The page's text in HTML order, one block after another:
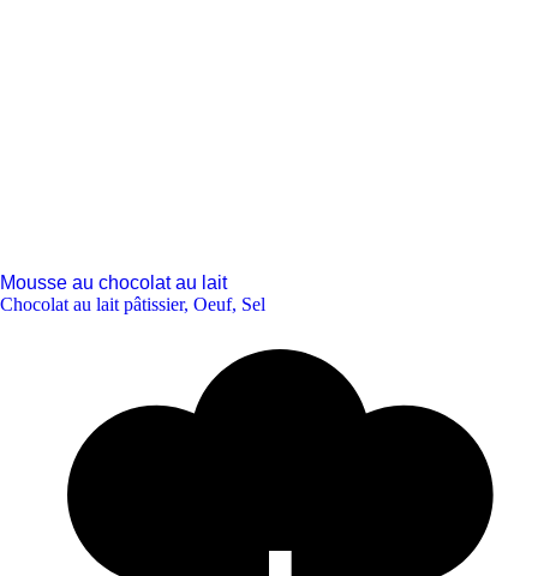
Mousse au chocolat au lait
Chocolat au lait pâtissier, Oeuf, Sel